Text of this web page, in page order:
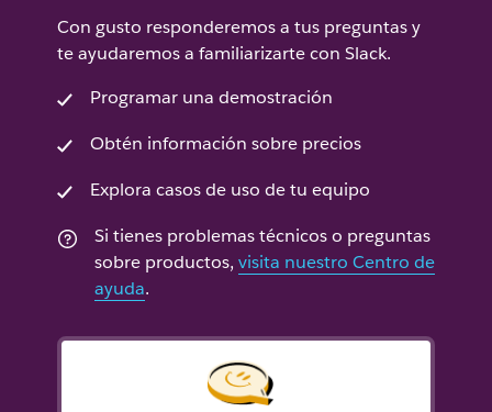
Con gusto responderemos a tus preguntas y
te ayudaremos a familiarizarte con Slack.
Programar una demostración
Obtén información sobre precios
Explora casos de uso de tu equipo
Si tienes problemas técnicos o preguntas
sobre productos, visita nuestro Centro de
ayuda.